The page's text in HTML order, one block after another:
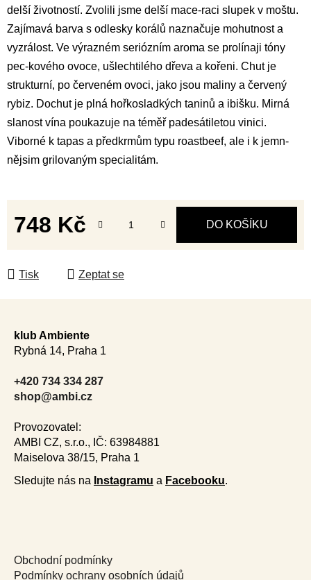
delší životností. Zvolili jsme delší mace-raci slupek v moštu.
Zajímavá barva s odlesky korálů naznačuje mohutnost a
vyzrálost. Ve výrazném seriózním aroma se prolínaji tóny
pec-kového ovoce, ušlechtilého dřeva a kořeni. Chut je
strukturní, po červeném ovoci, jako jsou maliny a červený
rybiz. Dochut je plná hořkosladkých taninů a ibišku. Mirná
slanost vína poukazuje na téměř padesátiletou vinici.
Viborné k tapas a předkrmům typu roastbeef, ale i k jemn-
nějsim grilovaným specialitám.
748 Kč DO KOŠÍKU
Tisk Zeptat se
klub Ambiente
Rybná 14, Praha 1
+420 734 334 287
shop@ambi.cz
Provozovatel:
AMBI CZ, s.r.o., IČ: 63984881
Maiselova 38/15, Praha 1
Sledujte nás na Instagramu a Facebooku.
Obchodní podmínky
Podmínky ochrany osobních údajů